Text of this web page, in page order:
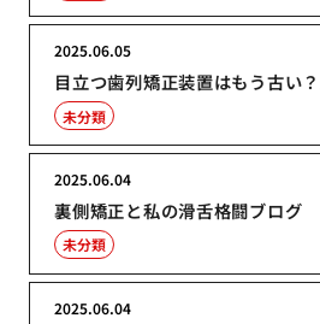
目立つ歯列矯正装置はもう古い
2025.06.05
未分類
裏側矯正と私の滑舌格闘ブログ
2025.06.04
未分類
2025.06.04